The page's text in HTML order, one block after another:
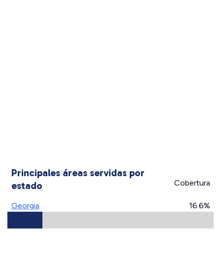
Principales áreas servidas por
estado
Cobertura
Georgia 16.6%